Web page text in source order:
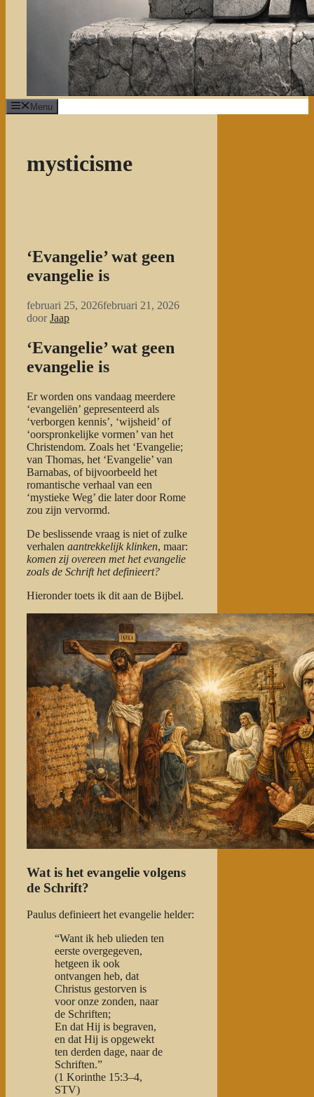
Menu
mysticisme
‘Evangelie’ wat geen
evangelie is
februari 25, 2026februari 21, 2026
doorJaap
‘Evangelie’ wat geen
evangelie is
Er worden ons vandaag meerdere
‘evangeliën’ gepresenteerd als
‘verborgen kennis’, ‘wijsheid’ of
‘oorspronkelijke vormen’ van het
Christendom. Zoals het ‘Evangelie;
van Thomas, het ‘Evangelie’ van
Barnabas, of bijvoorbeeld het
romantische verhaal van een
‘mystieke Weg’ die later door Rome
zou zijn vervormd.
De beslissende vraag is niet of zulke
verhalen aantrekkelijk klinken, maar:
komen zij overeen met het evangelie
zoals de Schrift het definieert?
Hieronder toets ik dit aan de Bijbel.
Wat is het evangelie volgens
de Schrift?
Paulus definieert het evangelie helder:
“Want ik heb ulieden ten
eerste overgegeven,
hetgeen ik ook
ontvangen heb, dat
Christus gestorven is
voor onze zonden, naar
de Schriften;
En dat Hij is begraven,
en dat Hij is opgewekt
ten derden dage, naar de
Schriften.”
(1 Korinthe 15:3–4,
STV)